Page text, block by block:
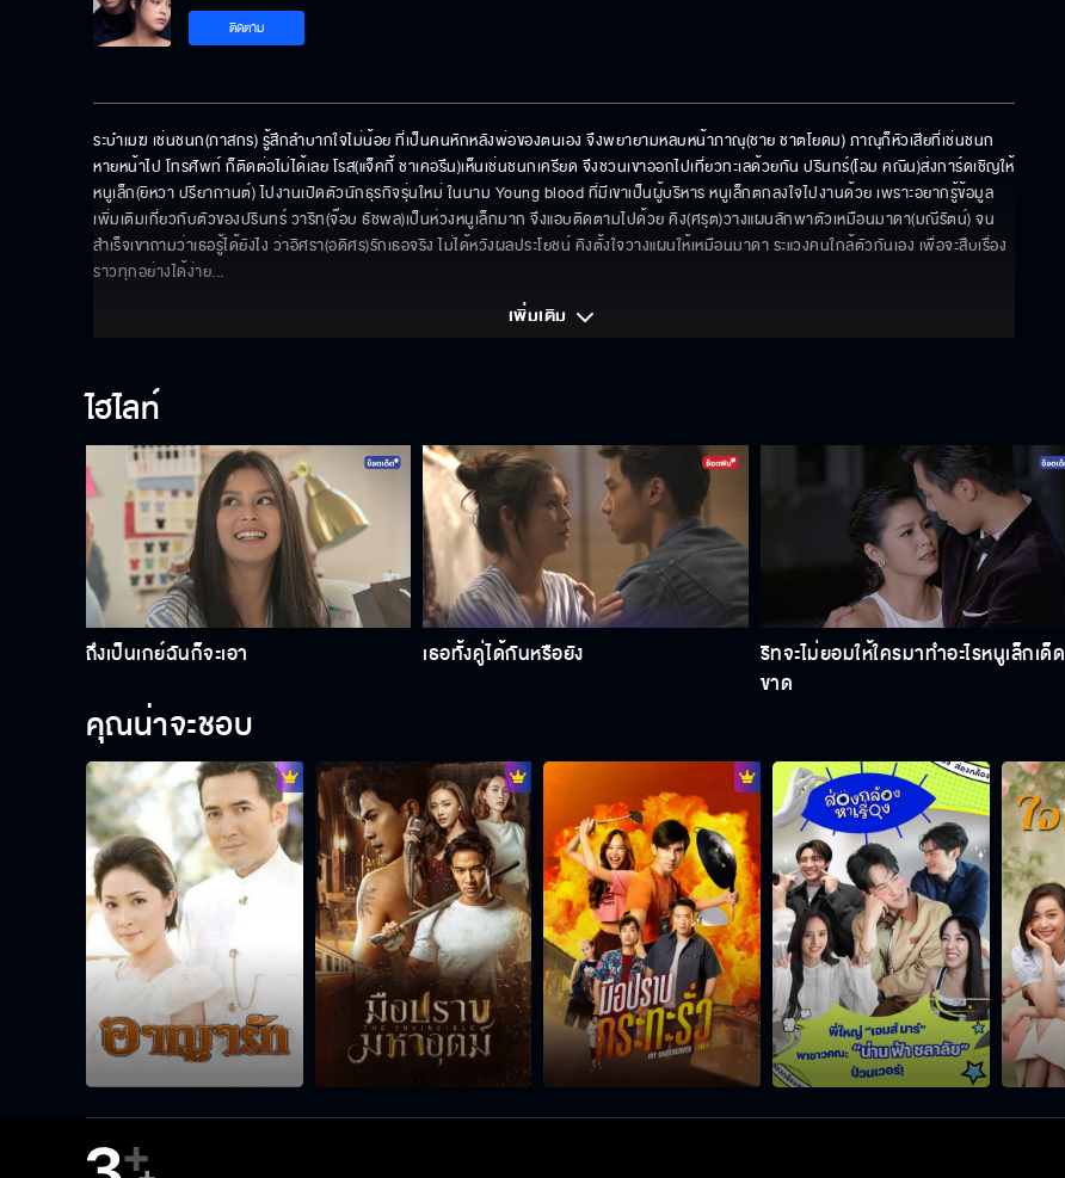
ติดตาม
ระบำเมฆ เช่นชนก(ภาสกร) รู้สึกลำบากใจไม่น้อย ที่เป็นคนหักหลังพ่อของตนเอง จึงพยายามหลบหน้าภาณุ(ชาย ชาตโยดม) ภาณุก็หัวเสียที่เช่นชนก
หายหน้าไป โทรศัพท์ ก็ติดต่อไม่ได้เลย โรส(แจ็คกี้ ชาเคอรึน)เห็นเช่นชนกเครียด จึงชวนเขาออกไปเที่ยวทะเลด้วยกัน ปรินทร์(โอม คณิน)ส่งการ์ดเชิญให้
หนูเล็ก(ยิหวา ปรียากานต์) ไปงานเปิดตัวนักธุรกิจรุ่นใหม่ ในนาม Young blood ที่มีเขาเป็นผู้บริหาร หนูเล็กตกลงใจไปงานด้วย เพราะอยากรู้ข้อมูล
เพิ่มเติมเกี่ยวกับตัวของปรินทร์ วาริท(จ๊อบ ธัชพล)เป็นห่วงหนูเล็กมาก จึงแอบติดตามไปด้วย คิง(ศรุต)วางแผนลักพาตัวเหมือนมาดา(มณีรัตน์) จน
สำเร็จเขาถามว่าเธอรู้ได้ยังไง ว่าอิศรา(อดิศร)รักเธอจริง ไม่ได้หวังผลประโยชน์ คิงตั้งใจวางแผนให้เหมือนมาดา ระแวงคนใกล้ตัวกันเอง เพื่อจะสืบเรื่อง
ราวทุกอย่างได้ง่าย...
เพิ่มเติม
ไฮไลท์
ถึงเป็นเกย์ฉันก็จะเอา เธอทั้งคู่ได้กันหรือยัง
ริทจะไม่ยอมให้ใครมาทำอะไรหนูเล็กเด็ด
ขาด
คุณน่าจะชอบ